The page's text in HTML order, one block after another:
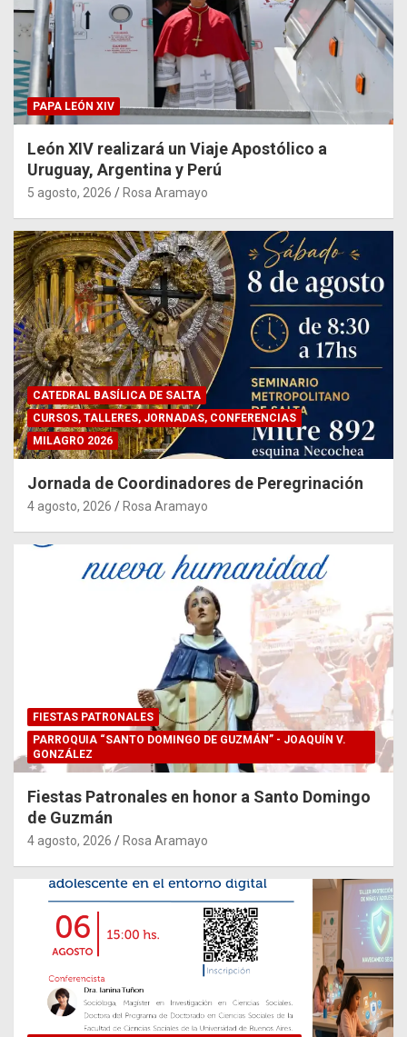
PAPA LEÓN XIV
León XIV realizará un Viaje Apostólico a
Uruguay, Argentina y Perú
5 agosto, 2026 Rosa Aramayo
CATEDRAL BASÍLICA DE SALTA
CURSOS, TALLERES, JORNADAS, CONFERENCIAS
MILAGRO 2026
Jornada de Coordinadores de Peregrinación
4 agosto, 2026 Rosa Aramayo
FIESTAS PATRONALES
PARROQUIA “SANTO DOMINGO DE GUZMÁN” - JOAQUÍN V.
GONZÁLEZ
Fiestas Patronales en honor a Santo Domingo
de Guzmán
4 agosto, 2026 Rosa Aramayo